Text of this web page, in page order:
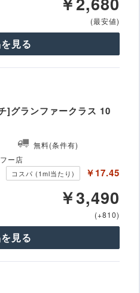
(最安値)
見る
]グランファークラス 10
無料(条件有)
ー店
コスパ (1ml当たり) ￥17.45
￥3,490
(+810)
見る